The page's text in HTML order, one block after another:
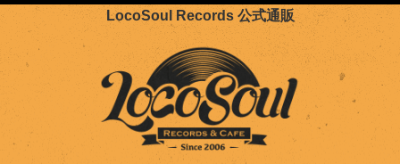
LocoSoul Records 公式通販